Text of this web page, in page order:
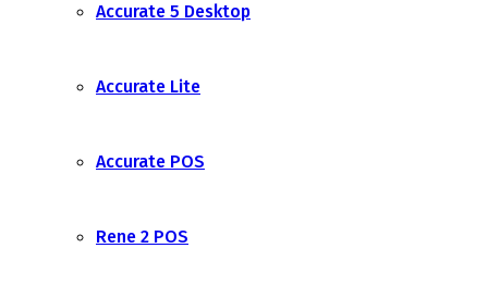
Accurate 5 Desktop
Accurate Lite
Accurate POS
Rene 2 POS